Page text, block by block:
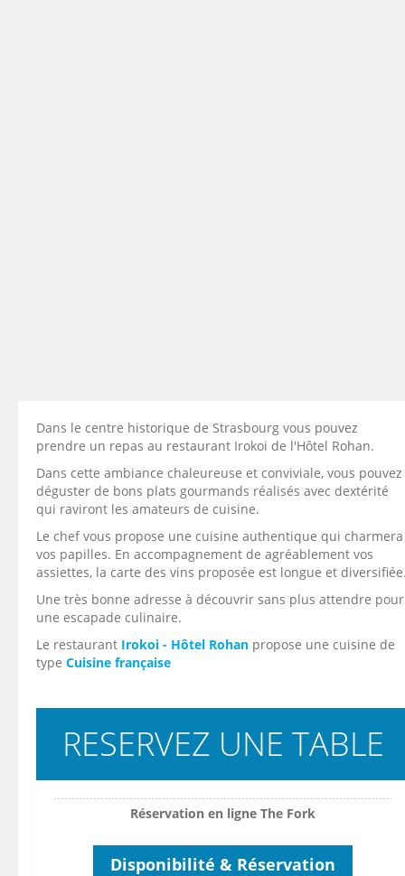
Dans le centre historique de Strasbourg vous pouvez
prendre un repas au restaurant Irokoi de l'Hôtel Rohan.
Dans cette ambiance chaleureuse et conviviale, vous pouvez
déguster de bons plats gourmands réalisés avec dextérité
qui raviront les amateurs de cuisine.
Le chef vous propose une cuisine authentique qui charmera
vos papilles. En accompagnement de agréablement vos
assiettes, la carte des vins proposée est longue et
Une très bonne adresse à découvrir sans plus attendre pour
une escapade culinaire.
Le restaurant Irokoi - Hôtel Rohan propose une cuisine de
type Cuisine française
RESERVEZ UNE TABLE
Réservation en ligne The Fork
Disponibilité & Réservation